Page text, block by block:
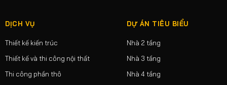
DỊCH VỤ
Thiết kế kiến trúc
Thiết kế và thi công nội thất
Thi công phần thô
DỰ ÁN TIÊU BIỂU
Nhà 2 tầng
Nhà 3 tầng
Nhà 4 tầng